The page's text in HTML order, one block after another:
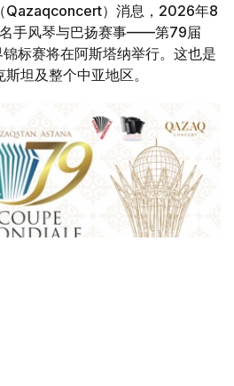
Qazaqconcert）消息，2026年8
手风琴与巴扬赛事——第79届
标赛将在阿斯塔纳举行。这也是
坦及整个中亚地区。